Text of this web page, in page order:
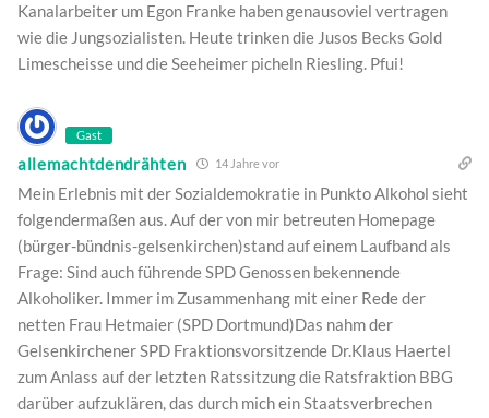
Kanalarbeiter um Egon Franke haben genausoviel vertragen
wie die Jungsozialisten. Heute trinken die Jusos Becks Gold
Limescheisse und die Seeheimer picheln Riesling. Pfui!
Gast
allemachtdendrähten 14 Jahre vor
Mein Erlebnis mit der Sozialdemokratie in Punkto Alkohol sieht
folgendermaßen aus. Auf der von mir betreuten Homepage
(bürger-bündnis-gelsenkirchen)stand auf einem Laufband als
Frage: Sind auch führende SPD Genossen bekennende
Alkoholiker. Immer im Zusammenhang mit einer Rede der
netten Frau Hetmaier (SPD Dortmund)Das nahm der
Gelsenkirchener SPD Fraktionsvorsitzende Dr.Klaus Haertel
zum Anlass auf der letzten Ratssitzung die Ratsfraktion BBG
darüber aufzuklären, das durch mich ein Staatsverbrechen